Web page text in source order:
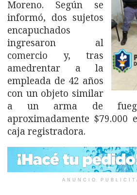
Moreno. Según se
informó, dos sujetos
encapuchados
ingresaron al
comercio y, tras
amedrentar a la
empleada de 42 años
con un objeto similar
a un arma de
aproximadamente $79.000
caja registradora.
ANUNCIO